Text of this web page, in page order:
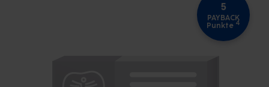
5
PAYBACK
Punkte 4